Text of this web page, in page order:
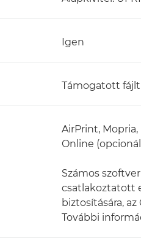
Igen
Támogatott
AirPrint,
Online
Számos
csatlakoztatott
biztosítására,
További